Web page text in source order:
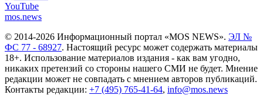
YouTube
mos.news
© 2014-2026 Информационный портал «MOS NEWS». ЭЛ №
ФС 77 - 68927. Настоящий ресурс может содержать материалы
18+. Использование материалов издания - как вам угодно,
никаких претензий со стороны нашего СМИ не будет. Мнение
редакции может не совпадать с мнением авторов публикаций.
Контакты редакции: +7 (495) 765-41-64, info@mos.news